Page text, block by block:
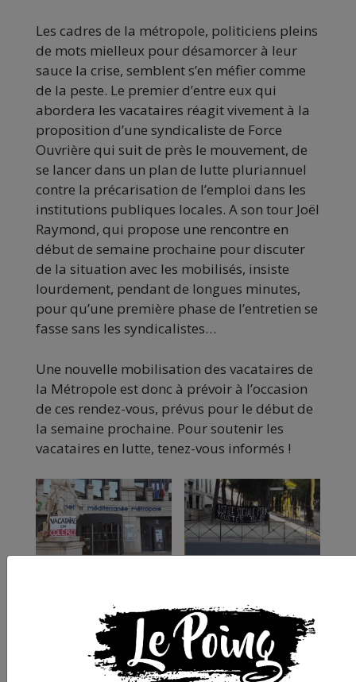
Les cadres de la métropole, politiciens pleins
de mots mielleux pour désamorcer à leur
sauce la crise, semblent s’en méfier comme
de la peste. Le premier d’entre eux qui
abordera les vacataires réagit vivement à la
proposition d’une syndicaliste de Force
Ouvrière qui suit de près le mouvement, de
se lancer dans un plan de lutte pluriannuel
contre la précarisation de l’emploi dans les
institutions publiques locales. A son tour Joël
Raymond, qui propose une rencontre en
début de semaine prochaine pour discuter
de la situation avec les mobilisés, insiste
lourdement, pendant de longues minutes,
pour qu’une première phase de l’entretien se
fasse sans les syndicalistes…
Une nouvelle mobilisation des vacataires de
la Métropole est donc à prévoir à l’occasion
de ces rendez-vous, prévus pour le début de
la semaine prochaine. Pour soutenir les
vacataires en lutte, tenez-vous informés !